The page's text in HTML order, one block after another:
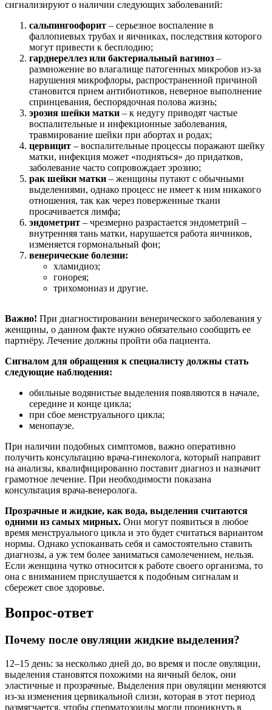
сигнализируют о наличии следующих заболеваний:
сальпингоофорит – серьезное воспаление в
фаллопиевых трубах и яичниках, последствия которого
могут привести к бесплодию;
гарднереллез или бактериальный вагиноз –
размножение во влагалище патогенных микробов из-за
нарушения микрофлоры, распространенной причиной
становится прием антибиотиков, неверное выполнение
спринцевания, беспорядочная полова жизнь;
эрозия шейки матки – к недугу приводят частые
воспалительные и инфекционные заболевания,
травмирование шейки при абортах и родах;
цервицит – воспалительные процессы поражают шейку
матки, инфекция может «подняться» до придатков,
заболевание часто сопровождает эрозию;
рак шейки матки – женщины путают с обычными
выделениями, однако процесс не имеет к ним никакого
отношения, так как через поверженные ткани
просачивается лимфа;
эндометрит – чрезмерно разрастается эндометрий –
внутренняя тань матки, нарушается работа яичников,
изменяется гормональный фон;
венерические болезни:
хламидиоз;
гонорея;
трихомониаз и другие.
Важно! При диагностировании венерического заболевания у
женщины, о данном факте нужно обязательно сообщить ее
партнёру. Лечение должны пройти оба пациента.
Сигналом для обращения к специалисту должны стать
следующие наблюдения:
обильные водянистые выделения появляются в начале,
середине и конце цикла;
при сбое менструального цикла;
менопаузе.
При наличии подобных симптомов, важно оперативно
получить консультацию врача-гинеколога, который направит
на анализы, квалифицированно поставит диагноз и назначит
грамотное лечение. При необходимости показана
консультация врача-венеролога.
Прозрачные и жидкие, как вода, выделения считаются
одними из самых мирных. Они могут появиться в любое
время менструального цикла и это будет считаться вариантом
нормы. Однако успокаивать себя и самостоятельно ставить
диагнозы, а уж тем более заниматься самолечением, нельзя.
Если женщина чутко относится к работе своего организма, то
она с вниманием прислушается к подобным сигналам и
сбережет свое здоровье.
Вопрос-ответ
Почему после овуляции жидкие выделения?
12–15 день: за несколько дней до, во время и после овуляции,
выделения становятся похожими на яичный белок, они
эластичные и прозрачные. Выделения при овуляции меняются
из-за изменения цервикальной слизи, которая в этот период
размягчается, чтобы сперматозоиды могли проникнуть в